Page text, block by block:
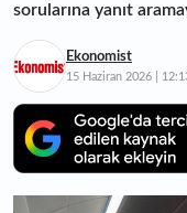
sorularına yanıt
Ekonomist
15 Haziran 2026 |